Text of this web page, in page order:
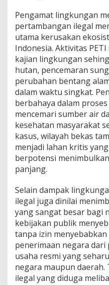
Pengamat lingkungan
pertambangan ilegal
utama kerusakan
Indonesia. Aktivitas
kajian lingkungan
hutan, pencemaran
perubahan bentang
dalam waktu singkat.
berbahaya dalam
mencemari sumber air
kesehatan masyarakat
kasus, wilayah bekas
menjadi lahan kritis
berpotensi
panjang.
Selain dampak
ilegal juga dinilai
yang sangat besar bagi
kebijakan publik
tanpa izin
penerimaan negara dari
usaha resmi yang
negara maupun
ilegal yang diduga